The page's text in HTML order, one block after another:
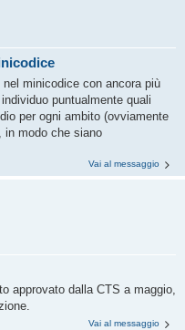
minicodice con ancora più
puntualmente quali
per ogni ambito (ovviamente
in modo che siano
Vai al messaggio
approvato dalla CTS a maggio,
Vai al messaggio